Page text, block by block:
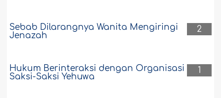
2
Sebab Dilarangnya Wanita Mengiringi
Jenazah
1
Hukum Berinteraksi dengan Organisasi
Saksi-Saksi Yehuwa